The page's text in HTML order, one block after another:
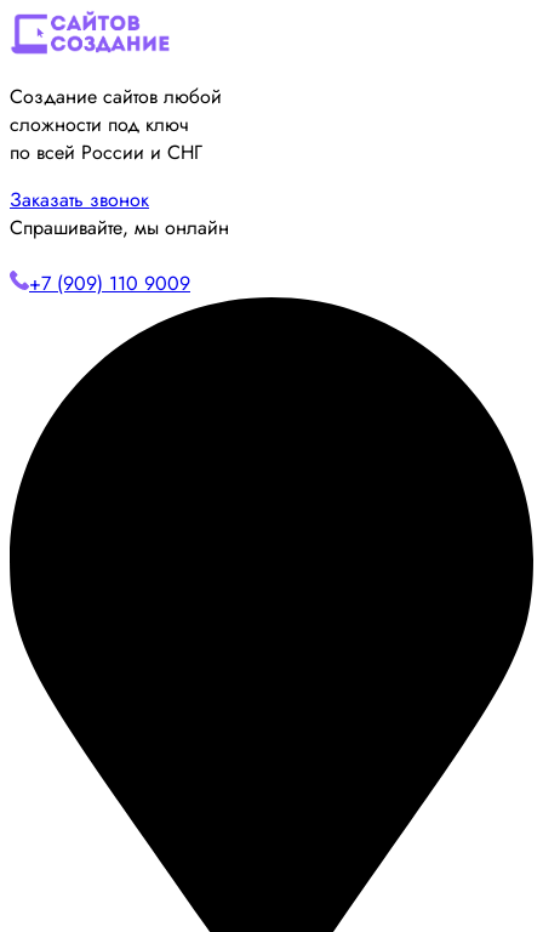
Создание сайтов любой
сложности под ключ
по всей России и СНГ
Заказать звонок
Спрашивайте, мы онлайн
+7 (909) 110 9009